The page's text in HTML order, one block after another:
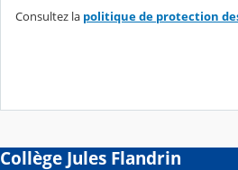
Consultez la politique de protection
Collège Jules Flandrin